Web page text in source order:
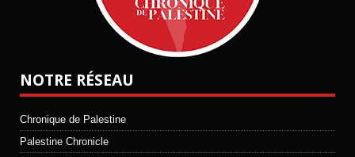
NOTRE RÉSEAU
Chronique de Palestine
Palestine Chronicle